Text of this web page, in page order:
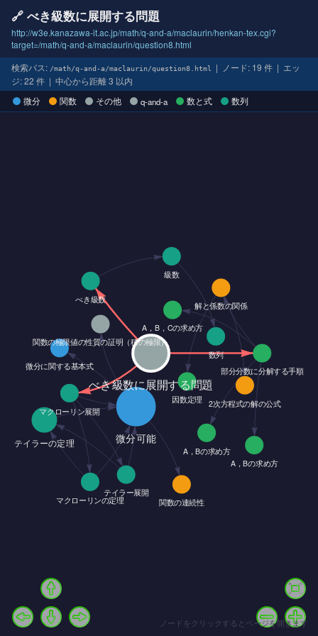
🔗 べき級数に展開する問題
http://w3e.kanazawa-it.ac.jp/math/q-and-a/maclaurin/henkan-tex.cgi?
target=/math/q-and-a/maclaurin/question8.html
検索パス: /math/q-and-a/maclaurin/question8.html
| ノード: 19 件 | エッ
ジ: 22 件 | 中心から距離 3 以内
微分 関数 その他 q-and-a 数と式 数列
ノードをクリックするとページを開きます